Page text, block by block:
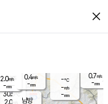
close
양주
30.5℃
2.0
-℃
-m/s
-mm
0.7m/s
-mm
남방
2.0m/s
-mm
0.4m/s
-mm